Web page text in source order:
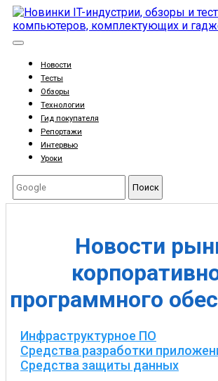
Новости
Тесты
Обзоры
Технологии
Гид покупателя
Репортажи
Интервью
Уроки
Поиск
Новости
программного
Инфраструктурное ПО
Средства разработки
Средства защиты данных